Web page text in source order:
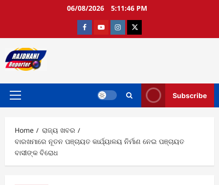
06/08/2026 5:11:47 PM
FacebookYoutubeInstagramtwitter
Primary
Subscribe
Home
ରାଜ୍ୟ ଖବର
ବାରଖମାରେ ନୂତନ ପଞ୍ଚାୟତ କାର୍ଯ୍ୟାଳୟ ନିର୍ମାଣ ନେଇ ପଞ୍ଚାୟତ
ବାସୀଙ୍କ ବିରୋଧ